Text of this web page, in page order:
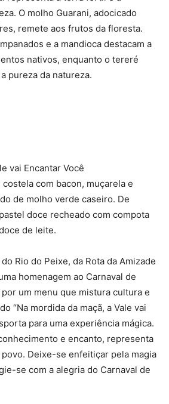
O molho Guarani, adocicado
remete aos frutos da floresta.
e a mandioca destacam a
nativos, enquanto o tereré
pureza da natureza.
vai Encantar Você
com bacon, muçarela e
de molho verde caseiro. De
doce recheado com compota
de leite.
Rio do Peixe, da Rota da Amizade
homenagem ao Carnaval de
um menu que mistura cultura e
“Na mordida da maçã, a Vale vai
para uma experiência mágica.
e encanto, representa
Deixe-se enfeitiçar pela magia
se com a alegria do Carnaval de